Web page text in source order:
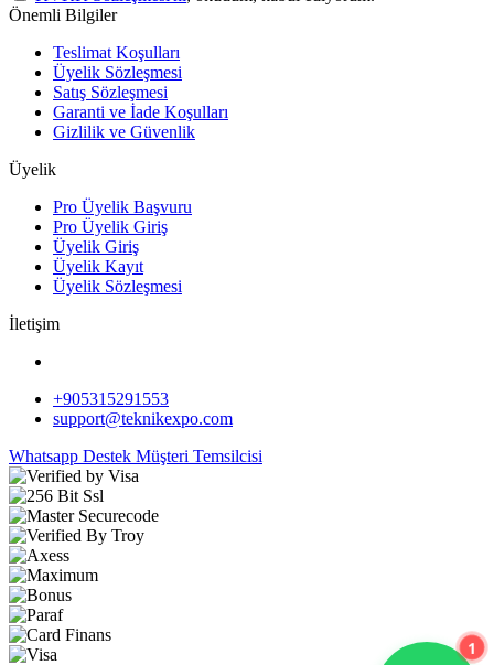
1
Önemli Bilgiler
Teslimat Koşulları
Üyelik Sözleşmesi
Satış Sözleşmesi
Garanti ve İade Koşulları
Gizlilik ve Güvenlik
Üyelik
Pro Üyelik Başvuru
Pro Üyelik Giriş
Üyelik Giriş
Üyelik Kayıt
Üyelik Sözleşmesi
İletişim
+905315291553
support@teknikexpo.com
Whatsapp Destek Müşteri Temsilcisi